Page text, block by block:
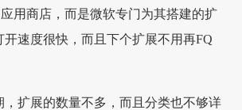
应用商店，而是微软专门为其搭建的扩
开速度很快，而且下个扩展不用再FQ
，扩展的数量不多，而且分类也不够详